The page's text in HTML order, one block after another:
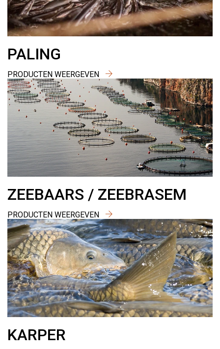
PALING
PRODUCTEN WEERGEVEN
ZEEBAARS / ZEEBRASEM
PRODUCTEN WEERGEVEN
KARPER